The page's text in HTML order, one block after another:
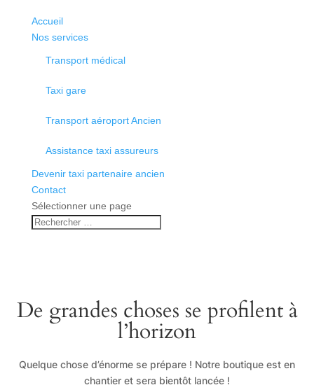
Accueil
Nos services
Transport médical
Taxi gare
Transport aéroport Ancien
Assistance taxi assureurs
Devenir taxi partenaire ancien
Contact
Sélectionner une page
De grandes choses se profilent à
l’horizon
Quelque chose d’énorme se prépare ! Notre boutique est en
chantier et sera bientôt lancée !